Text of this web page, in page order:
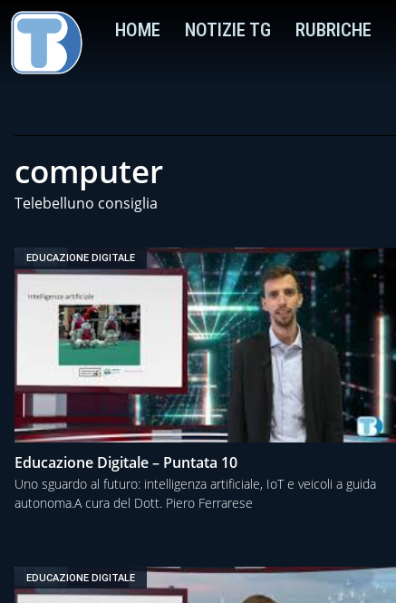
HOME NOTIZIE TG RUBRICHE
computer
Telebelluno consiglia
EDUCAZIONE DIGITALE
Educazione Digitale – Puntata 10
Uno sguardo al futuro: intelligenza artificiale, IoT e veicoli a guida
autonoma.A cura del Dott. Piero Ferrarese
EDUCAZIONE DIGITALE